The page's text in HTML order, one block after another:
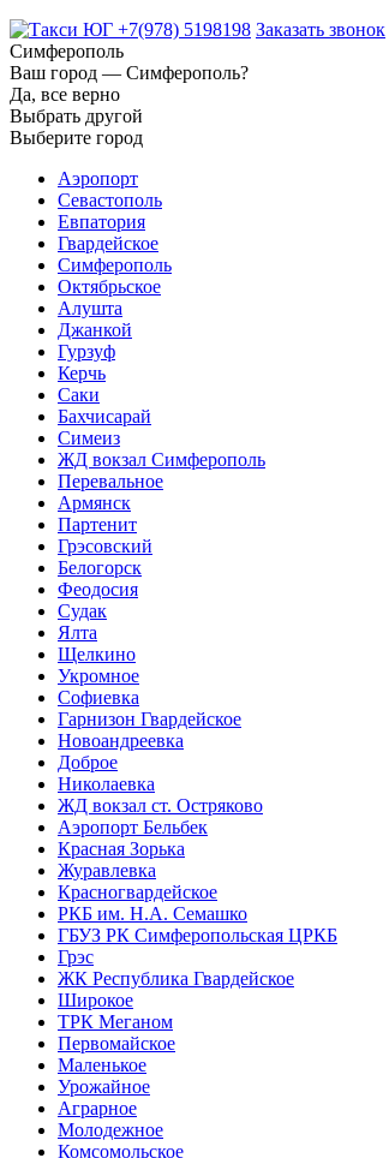
+7(978) 5198198 Заказать звонок
Симферополь
Ваш город — Симферополь?
Да, все верно
Выбрать другой
Выберите город
Аэропорт
Севастополь
Евпатория
Гвардейское
Симферополь
Октябрьское
Алушта
Джанкой
Гурзуф
Керчь
Саки
Бахчисарай
Симеиз
ЖД вокзал Симферополь
Перевальное
Армянск
Партенит
Грэсовский
Белогорск
Феодосия
Судак
Ялта
Щелкино
Укромное
Софиевка
Гарнизон Гвардейское
Новоандреевка
Доброе
Николаевка
ЖД вокзал ст. Остряково
Аэропорт Бельбек
Красная Зорька
Журавлевка
Красногвардейское
РКБ им. Н.А. Семашко
ГБУЗ РК Симферопольская ЦРКБ
Грэс
ЖК Республика Гвардейское
Широкое
ТРК Меганом
Первомайское
Маленькое
Урожайное
Аграрное
Молодежное
Комсомольское